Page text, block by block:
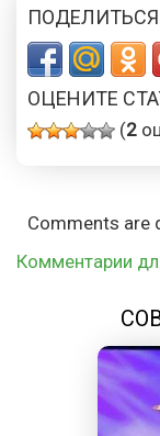
ОЦЕНИТЕ
(2
Comments are
Комментарии